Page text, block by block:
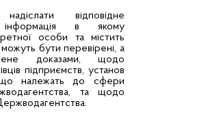
відповідне
інформація в якому
особи та містить
можуть бути перевірені, а
доказами, щодо
підприємств, установ
що належать до сфери
та щодо